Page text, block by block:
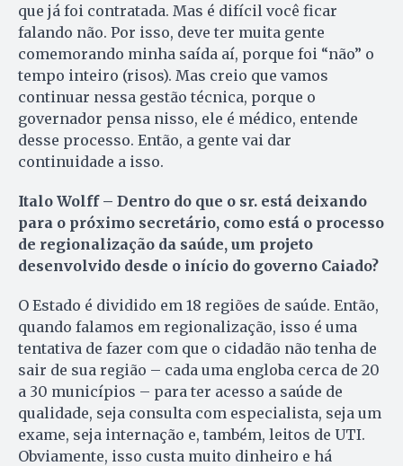
que já foi contratada. Mas é difícil você ficar
falando não. Por isso, deve ter muita gente
comemorando minha saída aí, porque foi “não” o
tempo inteiro (risos). Mas creio que vamos
continuar nessa gestão técnica, porque o
governador pensa nisso, ele é médico, entende
desse processo. Então, a gente vai dar
continuidade a isso.
Italo Wolff – Dentro do que o sr. está deixando
para o próximo secretário, como está o processo
de regionalização da saúde, um projeto
desenvolvido desde o início do governo Caiado?
O Estado é dividido em 18 regiões de saúde. Então,
quando falamos em regionalização, isso é uma
tentativa de fazer com que o cidadão não tenha de
sair de sua região – cada uma engloba cerca de 20
a 30 municípios – para ter acesso a saúde de
qualidade, seja consulta com especialista, seja um
exame, seja internação e, também, leitos de UTI.
Obviamente, isso custa muito dinheiro e há